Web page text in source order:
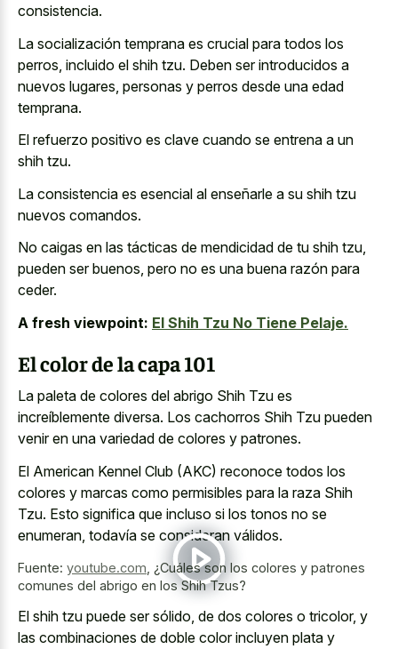
consistencia.
La socialización temprana es crucial para todos los
perros, incluido el shih tzu. Deben ser introducidos a
nuevos lugares, personas y perros desde una edad
temprana.
El refuerzo positivo es clave cuando se entrena a un
shih tzu.
La consistencia es esencial al enseñarle a su shih tzu
nuevos comandos.
No caigas en las tácticas de mendicidad de tu shih tzu,
pueden ser buenos, pero no es una buena razón para
ceder.
A fresh viewpoint: El Shih Tzu No Tiene Pelaje.
El color de la capa 101
La paleta de colores del abrigo Shih Tzu es
increíblemente diversa. Los cachorros Shih Tzu pueden
venir en una variedad de colores y patrones.
El American Kennel Club (AKC) reconoce todos los
colores y marcas como permisibles para la raza Shih
Tzu. Esto significa que incluso si los tonos no se
enumeran, todavía se consideran válidos.
Fuente: youtube.com ¿Cuáles son los colores y patrones
comunes del abrigo en los Shih Tzus?
El shih tzu puede ser sólido, de dos colores o tricolor, y
las combinaciones de doble color incluyen plata y